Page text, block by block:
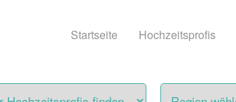
Startseite Hochzeitsprofis